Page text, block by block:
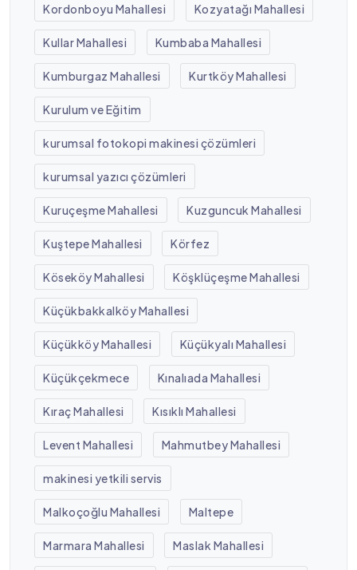
Kordonboyu Mahallesi Kozyatağı Mahallesi
Kullar Mahallesi Kumbaba Mahallesi
Kumburgaz Mahallesi Kurtköy Mahallesi
Kurulum ve Eğitim
kurumsal fotokopi makinesi çözümleri
kurumsal yazıcı çözümleri
Kuruçeşme Mahallesi Kuzguncuk Mahallesi
Kuştepe Mahallesi Körfez
Köseköy Mahallesi Köşklüçeşme Mahallesi
Küçükbakkalköy Mahallesi
Küçükköy Mahallesi Küçükyalı Mahallesi
Küçükçekmece Kınalıada Mahallesi
Kıraç Mahallesi Kısıklı Mahallesi
Levent Mahallesi Mahmutbey Mahallesi
makinesi yetkili servis
Malkoçoğlu Mahallesi Maltepe
Marmara Mahallesi Maslak Mahallesi